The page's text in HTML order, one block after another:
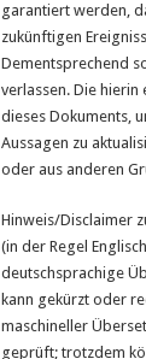
garantiert werden,
zukünftigen
Dementsprechend
verlassen. Die
dieses Dokuments,
Aussagen zu
oder aus anderen
Hinweis/Disclaimer
(in der Regel
deutschsprachige
kann gekürzt oder
maschineller
geprüft; trotzdem